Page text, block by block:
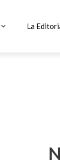
La